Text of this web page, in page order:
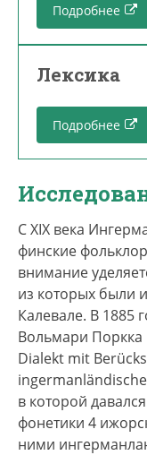
Подробнее
Лексика
Подробнее
С XIX века
финские
внимание
из которых были
Калевале. В 1885
Вольмари Поркка
Dialekt mit
в которой
фонетики 4
ними